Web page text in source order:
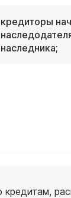
кредиторы
наследника;